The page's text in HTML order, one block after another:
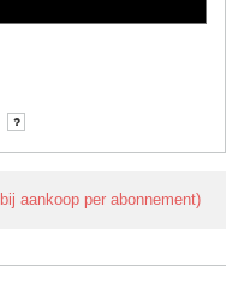
bij aankoop per abonnement)